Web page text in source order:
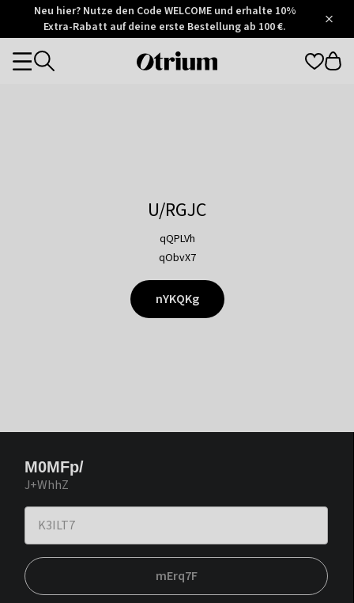
Otrium
Trustpilot
Neu hier? Nutze den Code WELCOME und erhalte 10%
Extra-Rabatt auf deine erste Bestellung ab 100 €.
Otrium
Categories
U/RGJC
qQPLVh
qObvX7
nYKQKg
M0MFp/
J+WhhZ
mErq7F